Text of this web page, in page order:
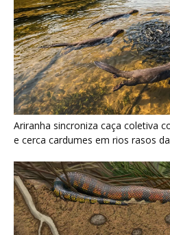
Serpente escavadora brasileira
evolução dos répteis
Últimas noticias
Jabuti-tinga usa